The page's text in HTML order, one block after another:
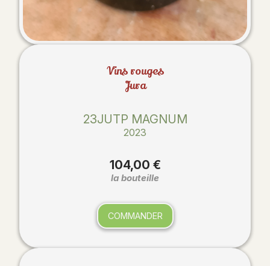
Vins rouges
Jura
23JUTP MAGNUM
2023
104,00 €
la bouteille
COMMANDER